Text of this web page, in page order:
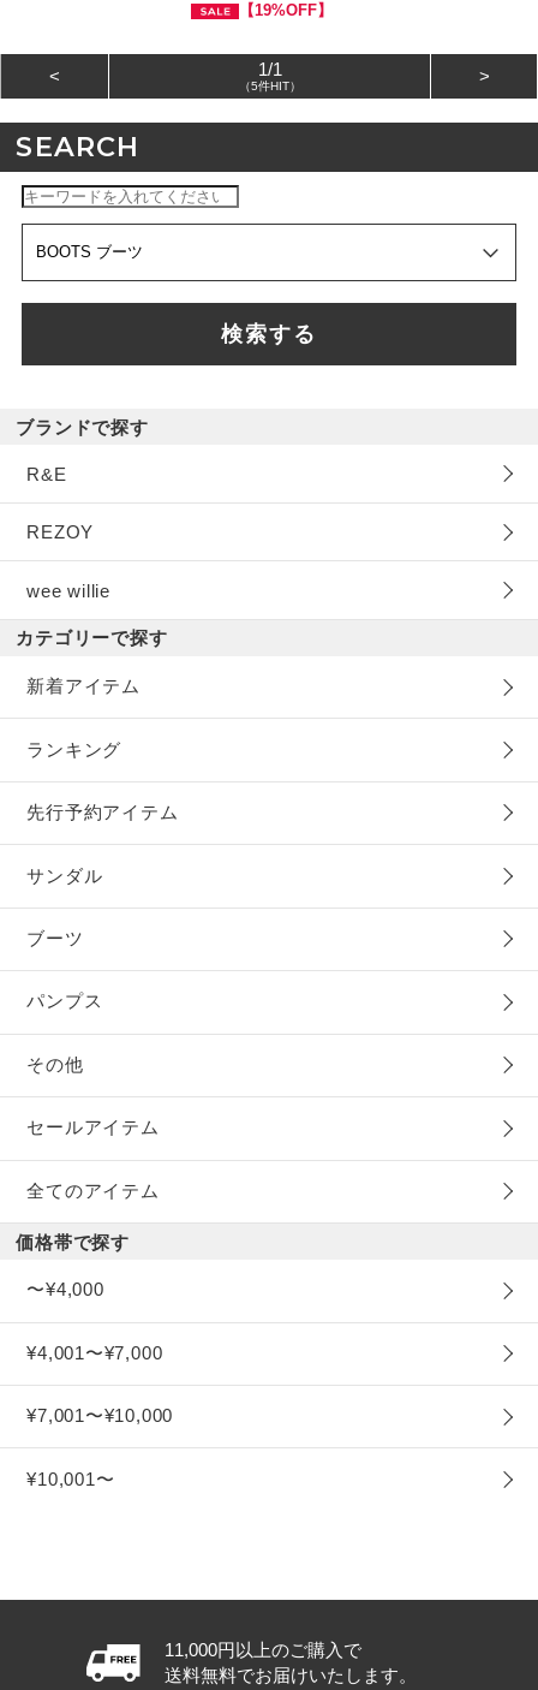
【19%OFF】
< 1/1
（5件HIT） >
SEARCH
検索する
ブランドで探す
R&E
REZOY
wee willie
カテゴリーで探す
新着アイテム
ランキング
先行予約アイテム
サンダル
ブーツ
パンプス
その他
セールアイテム
全てのアイテム
価格帯で探す
〜¥4,000
¥4,001〜¥7,000
¥7,001〜¥10,000
¥10,001〜
11,000円以上のご購入で
送料無料でお届けいたします。